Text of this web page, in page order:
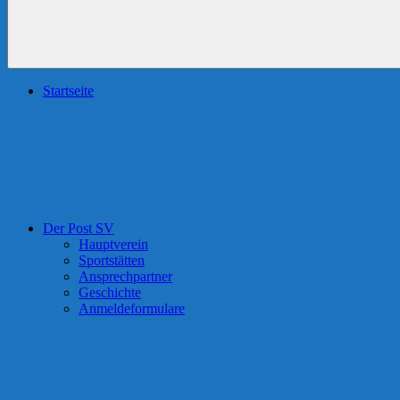
Startseite
Der Post SV
Hauptverein
Sportstätten
Ansprechpartner
Geschichte
Anmeldeformulare